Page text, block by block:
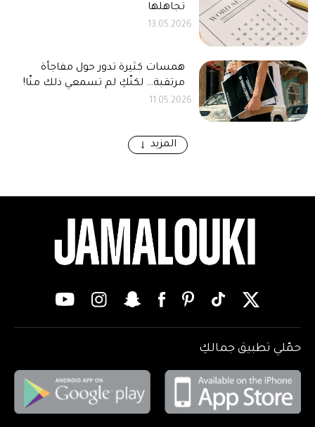
تجاهلها
13.05.2026
همسات كثيرة تدور حول مفاجأة
مرتقبة… لكنّكِ لم تسمعي ذلك منّا!
11.05.2026
المزيد
حمّلي تطبيق جمالكِ